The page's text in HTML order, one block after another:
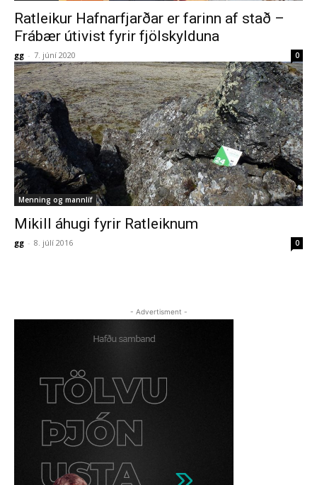
Ratleikur Hafnarfjarðar er farinn af stað –
Frábær útivist fyrir fjölskylduna
gg - 7. júní 2020 0
Menning og mannlíf
Mikill áhugi fyrir Ratleiknum
gg - 8. júlí 2016 0
- Advertisment -